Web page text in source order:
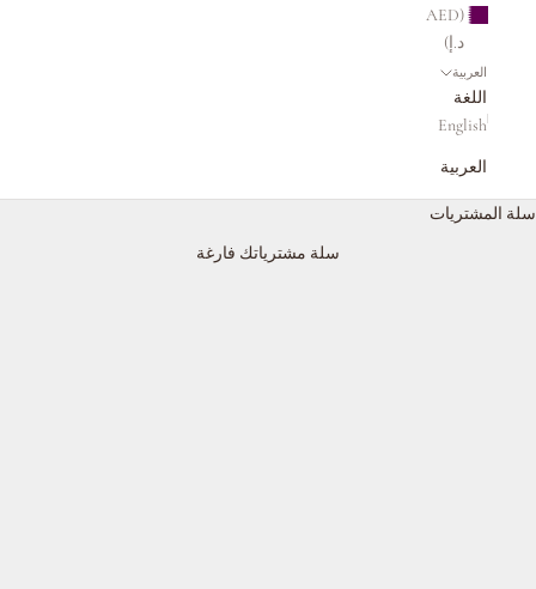
(AED
د.إ)
العربية
اللغة
English
العربية
سلة المشتريات
سلة مشترياتك فارغة
موطن قطرات أكوا، أول وآخر أصباغ حواجب سائلة هجينة في العالم